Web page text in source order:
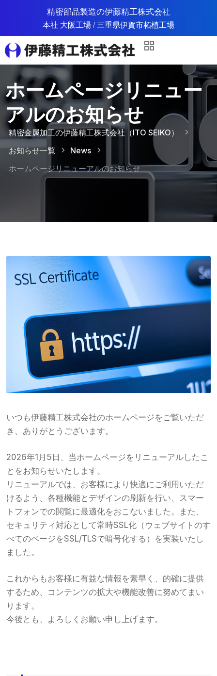
精密部品製造の伊藤精工株式会社
本社 大阪工場 / 三重県伊賀市柘植工場
ホームページリニュー
アルのお知らせ
精密金属加工の伊藤精工株式会社（ITO SEIKO）
お知らせ一覧
News
ホームページリニューアルのお知らせ
いつも伊藤精工株式会社のホームページをご覧いただ
き、ありがとうございます。
2026年1月5日、当ホームページをリニューアルしたこ
とをお知らせいたします。
リニューアルでは、お客様により快適にご利用いただ
けるよう、各種機能とデザインの刷新を行い、スマー
トフォンでの閲覧に最適化をおこないました。また、
セキュリティ対応として常時SSL化（ウェブサイトのす
べてのページをSSL/TLSで暗号化する）を実装いたし
ました。
これからもお客様に有益な情報を素早く、的確に提供
するため、コンテンツの拡大や機能改善に努めてまい
ります。
今後とも、よろしくお願い申し上げます。